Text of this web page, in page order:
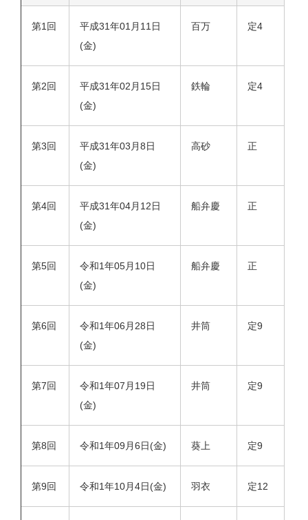
第1回
平成31年01月11日
(金)
百万 定4
第2回
平成31年02月15日
(金)
鉄輪 定4
第3回
平成31年03月8日
(金)
高砂 正
第4回
平成31年04月12日
(金)
船弁慶 正
第5回
令和1年05月10日
(金)
船弁慶 正
第6回
令和1年06月28日
(金)
井筒 定9
第7回
令和1年07月19日
(金)
井筒 定9
第8回 令和1年09月6日(金) 葵上 定9
第9回 令和1年10月4日(金) 羽衣 定12